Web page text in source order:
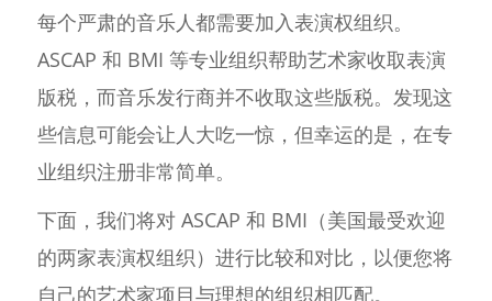
每个严肃的音乐人都需要加入表演权组织。
ASCAP 和 BMI 等专业组织帮助艺术家收取表演
版税，而音乐发行商并不收取这些版税。发现这
些信息可能会让人大吃一惊，但幸运的是，在专
业组织注册非常简单。
下面，我们将对 ASCAP 和 BMI（美国最受欢迎
的两家表演权组织）进行比较和对比，以便您将
自己的艺术家项目与理想的组织相匹配。